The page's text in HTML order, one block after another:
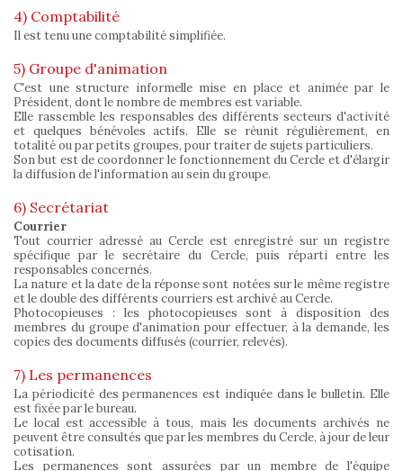
4) Comptabilité
Il est tenu une comptabilité simplifiée.
5) Groupe d'animation
C'est une structure informelle mise en place et animée par le
Président, dont le nombre de membres est variable.
Elle rassemble les responsables des différents secteurs d'activité
et quelques bénévoles actifs. Elle se réunit régulièrement, en
totalité ou par petits groupes, pour traiter de sujets particuliers.
Son but est de coordonner le fonctionnement du Cercle et d'élargir
la diffusion de l'information au sein du groupe.
6) Secrétariat
Courrier
Tout courrier adressé au Cercle est enregistré sur un registre
spécifique par le secrétaire du Cercle, puis réparti entre les
responsables concernés.
La nature et la date de la réponse sont notées sur le même registre
et le double des différents courriers est archivé au Cercle.
Photocopieuses : les photocopieuses sont à disposition des
membres du groupe d'animation pour effectuer, à la demande, les
copies des documents diffusés (courrier, relevés).
7) Les permanences
La périodicité des permanences est indiquée dans le bulletin. Elle
est fixée par le bureau.
Le local est accessible à tous, mais les documents archivés ne
peuvent être consultés que par les membres du Cercle, à jour de leur
cotisation.
Les permanences sont assurées par un membre de l'équipe